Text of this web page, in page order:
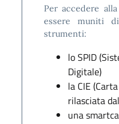
Per accedere
essere muniti
strumenti:
lo SPID
Digitale)
la CIE
rilasciata
una